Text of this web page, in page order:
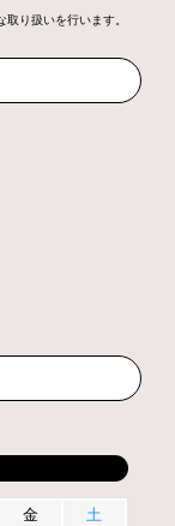
り扱いを行います。
金
土